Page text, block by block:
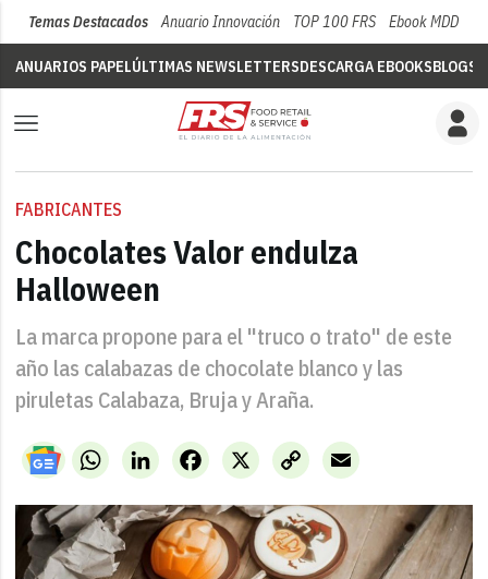
Temas Destacados Anuario Innovación TOP 100 FRS Ebook MDD
ANUARIOS PAPELÚLTIMAS NEWSLETTERSDESCARGA EBOOKSBLOGS
FABRICANTES
Chocolates Valor endulza
Halloween
La marca propone para el "truco o trato" de este
año las calabazas de chocolate blanco y las
piruletas Calabaza, Bruja y Araña.
WhatsAppLinkedIn X
Facebook
Copy
Link
Email